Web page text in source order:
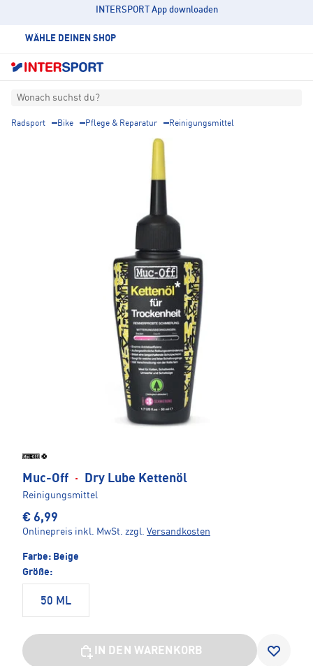
INTERSPORT App downloaden
WÄHLE DEINEN SHOP
Wonach suchst du?
Radsport Bike Pflege & Reparatur Reinigungsmittel
Muc-Off · Dry Lube Kettenöl
Reinigungsmittel
€ 6,99
Onlinepreis inkl. MwSt. zzgl. Versandkosten
Farbe: Beige
Größe:
50 ML
IN DEN WARENKORB